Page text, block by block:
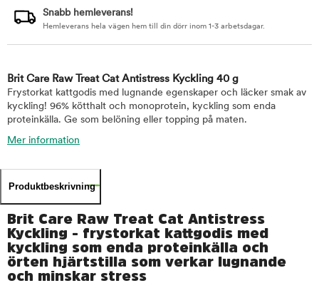
Snabb hemleverans!
Hemleverans hela vägen hem till din dörr inom 1-3 arbetsdagar.
Brit Care Raw Treat Cat Antistress Kyckling 40 g
Frystorkat kattgodis med lugnande egenskaper och läcker smak av
kyckling! 96% kötthalt och monoprotein, kyckling som enda
proteinkälla. Ge som belöning eller topping på maten.
Mer information
Produktbeskrivning
Brit Care Raw Treat Cat Antistress
Kyckling - frystorkat kattgodis med
kyckling som enda proteinkälla och
örten hjärtstilla som verkar lugnande
och minskar stress